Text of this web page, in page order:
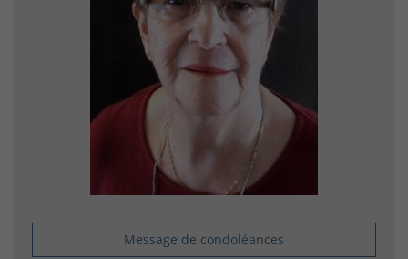
Message de condoléances